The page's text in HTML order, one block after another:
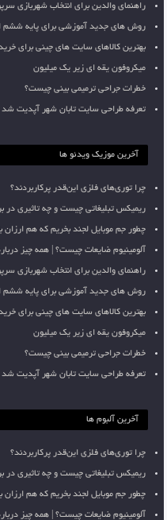
راهنمای والدین برای انتخاب شهربازی
روش های جدید آموزشی برای پایه ششم
بهترین کالاهای سایت های چینی برای
میکروفون یقه ای زیر یک میلیون
خطرات جراحی ترمیمی بینی چیست؟
تعرفه طراحی سایت تابان شهر آپدیت شد
آخرین موزیک ویدئو ها
چرا توری‌های فلزی این‌قدر پرکاربردند؟
ریمیکس تبلیغاتی چیست و چه تاثیری در
چطور جم موبایل لجند بخریم که هم
آلومینیوم ضایعات چیست؟ | همه چیز
راهنمای والدین برای انتخاب شهربازی
روش های جدید آموزشی برای پایه ششم
بهترین کالاهای سایت های چینی برای
میکروفون یقه ای زیر یک میلیون
خطرات جراحی ترمیمی بینی چیست؟
تعرفه طراحی سایت تابان شهر آپدیت شد
آخرین آلبوم ها
چرا توری‌های فلزی این‌قدر پرکاربردند؟
ریمیکس تبلیغاتی چیست و چه تاثیری در
چطور جم موبایل لجند بخریم که هم
آلومینیوم ضایعات چیست؟ | همه چیز